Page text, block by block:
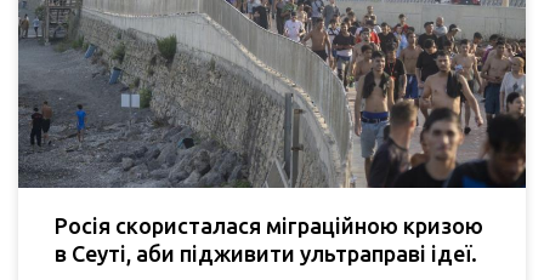
Росія скористалася міграційною кризою
в Сеуті, аби підживити ультраправі ідеї.